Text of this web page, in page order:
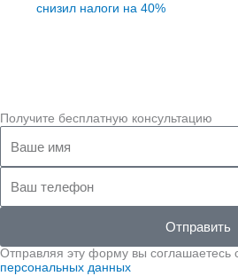
снизил налоги на 40%
Получите бесплатную консультацию
имя
телефон
Отправить
Отправляя эту форму вы соглашаетесь
персональных данных